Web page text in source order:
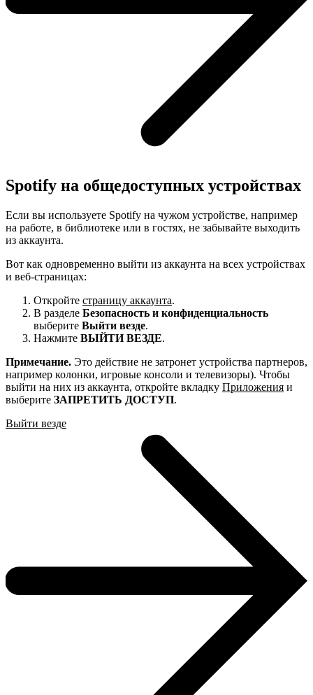
Spotify на общедоступных устройствах
Если вы используете Spotify на чужом устройстве, например
на работе, в библиотеке или в гостях, не забывайте выходить
из аккаунта.
Вот как одновременно выйти из аккаунта на всех устройствах
и веб-страницах:
Откройте страницу аккаунта.
В разделе Безопасность и конфиденциальность
выберите Выйти везде.
Нажмите ВЫЙТИ ВЕЗДЕ.
Примечание. Это действие не затронет устройства партнеров,
например колонки, игровые консоли и телевизоры). Чтобы
выйти на них из аккаунта, откройте вкладку Приложения и
выберите ЗАПРЕТИТЬ ДОСТУП.
Выйти везде